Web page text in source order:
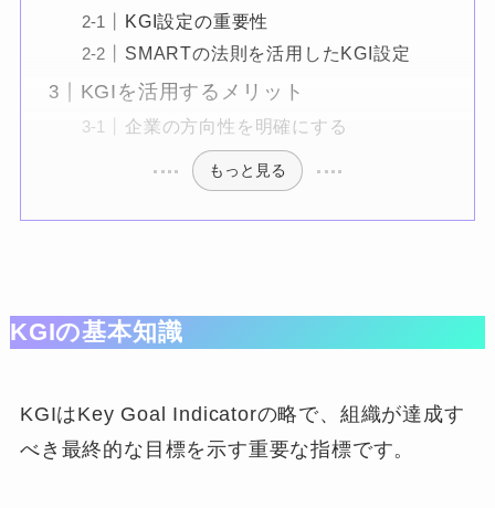
KGI設定の重要性
SMARTの法則を活用したKGI設定
KGIを活用するメリット
企業の方向性を明確にする
もっと見る
KGIの基本知識
KGIはKey Goal Indicatorの略で、組織が達成す
べき最終的な目標を示す重要な指標です。